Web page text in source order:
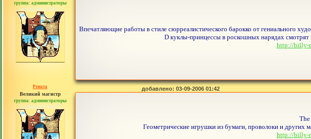
группа: администраторы
сообщений: 30442
Впечатляющие работы в стиле сюрреалистического барокко от гениального
D куклы-принцессы в роскошных нарядах смотрят
http://billy-
Рената
Великий магистр
группа: администраторы
сообщений: 30442
добавлено: 03-09-2006 01:42
Геометрические игрушки из бумаги, проволоки и других
http://billy-